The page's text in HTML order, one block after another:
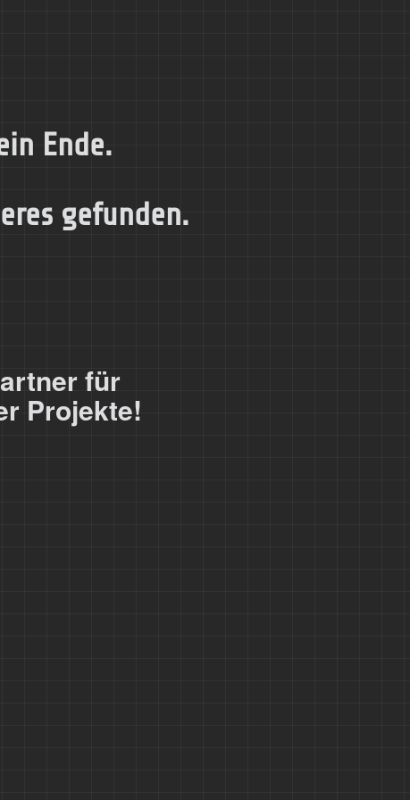
Ende.
gefunden.
für
Projekte!